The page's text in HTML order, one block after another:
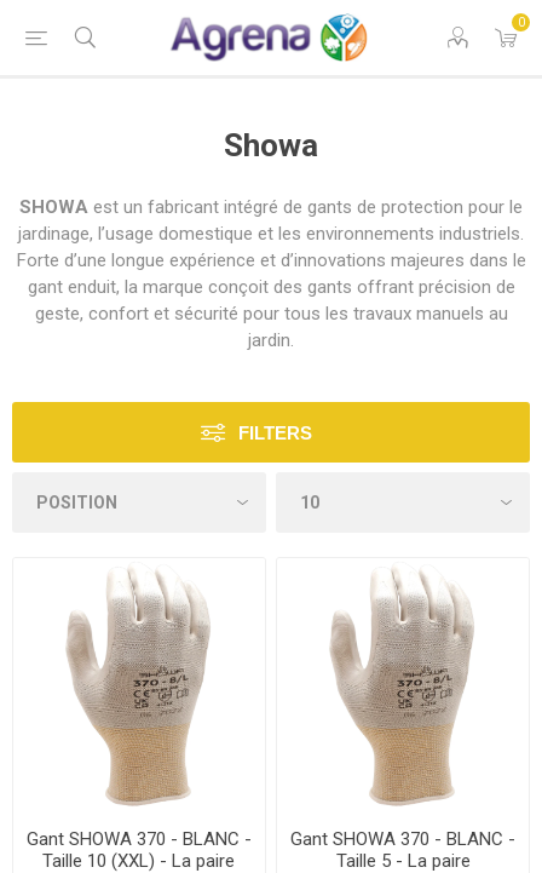
0
Showa
SHOWA est un fabricant intégré de gants de protection pour le
jardinage, l’usage domestique et les environnements industriels.
Forte d’une longue expérience et d’innovations majeures dans le
gant enduit, la marque conçoit des gants offrant précision de
geste, confort et sécurité pour tous les travaux manuels au
jardin.
FILTERS
Gant SHOWA 370 - BLANC -
Taille 10 (XXL) - La paire
Gant SHOWA 370 - BLANC -
Taille 5 - La paire